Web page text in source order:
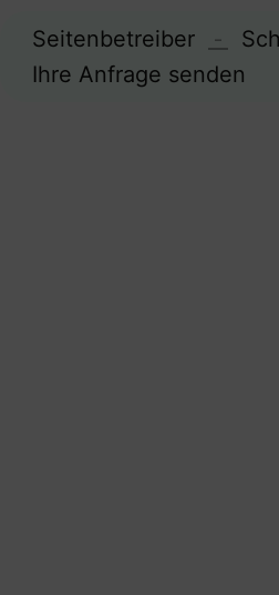
Seitenbetreiber -
Ihre Anfrage senden